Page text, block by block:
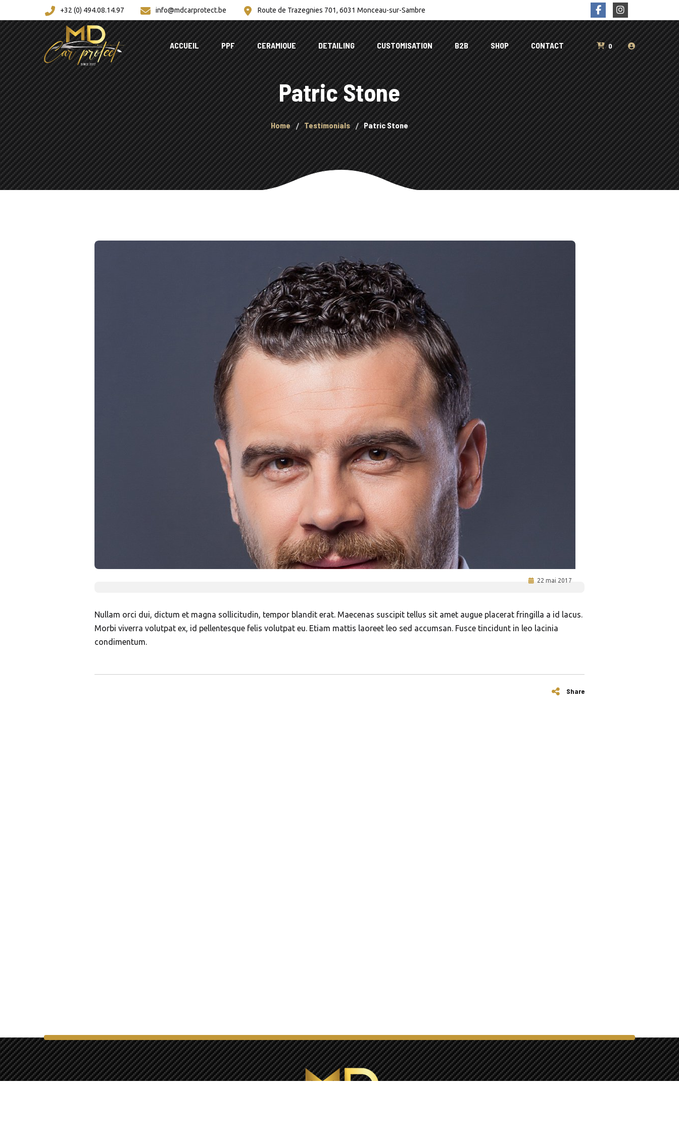
+32 (0) 494.08.14.97 info@mdcarprotect.be Route de Trazegnies 701, 6031 Monceau-sur-Sambre
ACCUEIL PPF CERAMIQUE DETAILING CUSTOMISATION B2B SHOP CONTACT 0
Patric Stone
Home Testimonials Patric Stone
22 mai 2017
Nullam orci dui, dictum et magna sollicitudin, tempor blandit erat. Maecenas suscipit tellus sit amet augue placerat fringilla a id lacus.
Morbi viverra volutpat ex, id pellentesque felis volutpat eu. Etiam mattis laoreet leo sed accumsan. Fusce tincidunt in leo lacinia
condimentum.
Share